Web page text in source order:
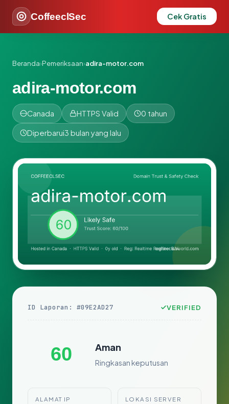
CoffeeclSec Cek Gratis
Beranda›Pemeriksaan›adira-motor.com
adira-motor.com
Canada HTTPS Valid 0 tahun
Diperbarui3 bulan yang lalu
ID Laporan: #09E2AD27 VERIFIED
60 Aman
Ringkasan keputusan
ALAMAT IP LOKASI SERVER